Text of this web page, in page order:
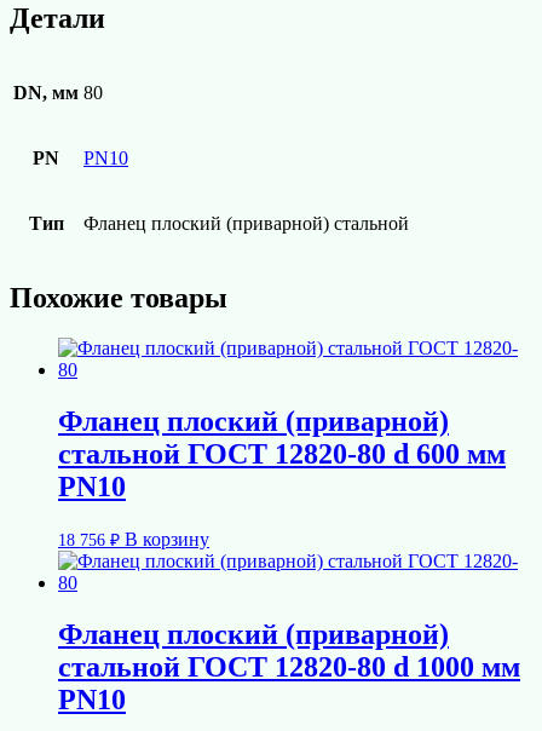
Детали
DN, мм 80
PN PN10
Тип Фланец плоский (приварной) стальной
Похожие товары
Фланец плоский (приварной)
стальной ГОСТ 12820-80 d 600 мм
PN10
18 756 ₽ В корзину
Фланец плоский (приварной)
стальной ГОСТ 12820-80 d 1000 мм
PN10